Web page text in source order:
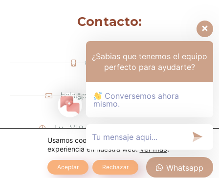
Contacto:
(+57) 317-6006425
hola@psicologamariapaula.com
Lu - Vi 8 am a 6 pm - Sa 8am - 12m
TODOS LOS DERECHOS RESERVADOS.
Usamos cookies para ofrecerte la mejor
experiencia en nuestra web. Ver más.
Aceptar Rechazar
¿Sabias que tenemos el equipo
perfecto para ayudarte?
Conversemos ahora
mismo.
Whatsapp